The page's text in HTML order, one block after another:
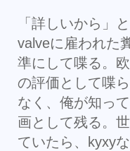
「詳しいから」
valveに雇われた
準にして喋る。
の評価として喋
なく、俺が知っ
画として残る。
ていたら、kyxy